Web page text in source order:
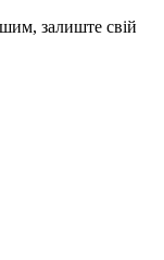
залиште свій